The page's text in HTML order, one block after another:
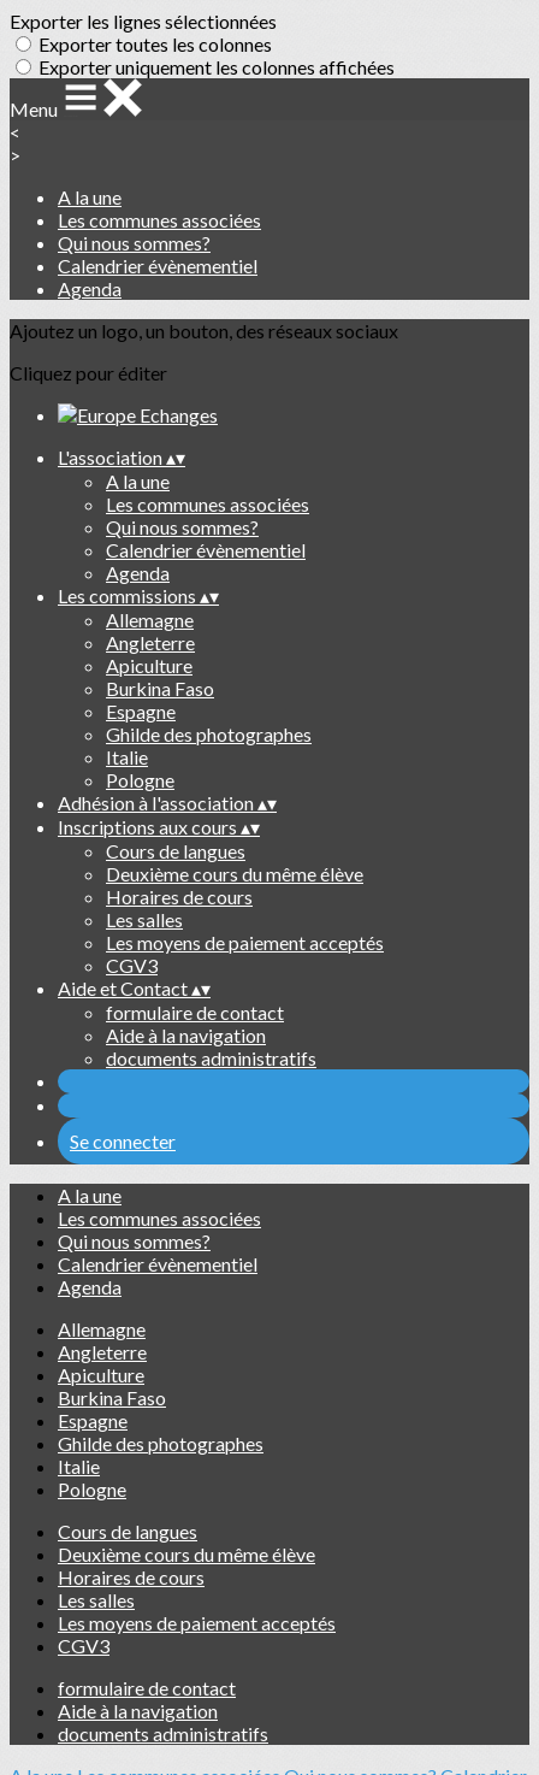
Exporter les lignes sélectionnées
Exporter toutes les colonnes
Exporter uniquement les colonnes affichées
Menu
<
>
A la une
Les communes associées
Qui nous sommes?
Calendrier évènementiel
Agenda
Ajoutez un logo, un bouton, des réseaux sociaux
Cliquez pour éditer
L'association▴▾
A la une
Les communes associées
Qui nous sommes?
Calendrier évènementiel
Agenda
Les commissions ▴▾
Allemagne
Angleterre
Apiculture
Burkina Faso
Espagne
Ghilde des photographes
Italie
Pologne
Adhésion à l'association▴▾
Inscriptions aux cours ▴▾
Cours de langues
Deuxième cours du même élève
Horaires de cours
Les salles
Les moyens de paiement acceptés
CGV3
Aide et Contact▴▾
formulaire de contact
Aide à la navigation
documents administratifs
Se connecter
A la une
Les communes associées
Qui nous sommes?
Calendrier évènementiel
Agenda
Allemagne
Angleterre
Apiculture
Burkina Faso
Espagne
Ghilde des photographes
Italie
Pologne
Cours de langues
Deuxième cours du même élève
Horaires de cours
Les salles
Les moyens de paiement acceptés
CGV3
formulaire de contact
Aide à la navigation
documents administratifs